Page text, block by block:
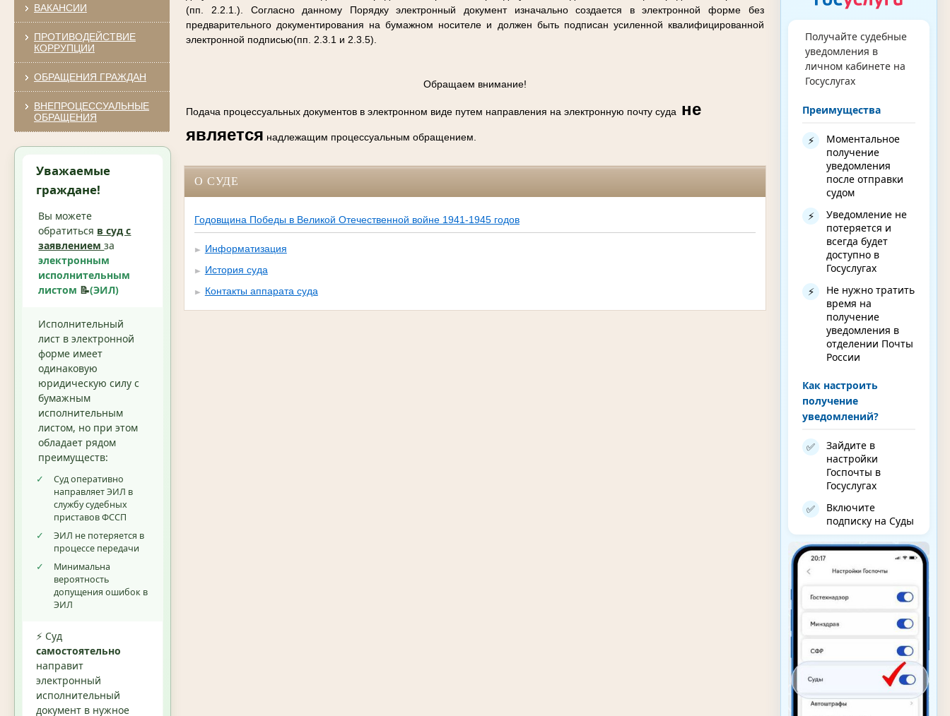
ВАКАНСИИ
ПРОТИВОДЕЙСТВИЕ
КОРРУПЦИИ
ОБРАЩЕНИЯ ГРАЖДАН
ВНЕПРОЦЕССУАЛЬНЫЕ
ОБРАЩЕНИЯ
Уважаемые
граждане!
Вы можете
обратиться в суд с
заявлениемза
электронным
исполнительным
листом 📝(ЭИЛ)
Исполнительный
лист в электронной
форме имеет
одинаковую
юридическую силу с
бумажным
исполнительным
листом, но при этом
обладает рядом
преимуществ:
✓
Суд оперативно
направляет ЭИЛ в
службу судебных
приставов ФССП
✓
ЭИЛ не потеряется в
процессе передачи
✓
Минимальна
вероятность
допущения ошибок в
ЭИЛ
⚡ Суд
самостоятельно
направит
электронный
исполнительный
документ в нужное
Получайте судебные
уведомления в
личном кабинете на
Госуслугах
Преимущества
⚡
Моментальное
получение
уведомления
после отправки
судом
⚡
Уведомление не
потеряется и
всегда будет
доступно в
Госуслугах
⚡
Не нужно тратить
время на
получение
уведомления в
отделении Почты
России
Как настроить
получение
уведомлений?
✅
Зайдите в
настройки
Госпочты в
Госуслугах
✅
Включите
подписку на Суды
(пп. 2.2.1.). Согласно данному Порядку электронный документ изначально создается в электронной форме без
предварительного документирования на бумажном носителе и должен быть подписан усиленной квалифицированной
электронной подписью(пп. 2.3.1 и 2.3.5).
Обращаем внимание!
Подача процессуальных документов в электронном виде путем направления на электронную почту суда не
является надлежащим процессуальным обращением.
О СУДЕ
Годовщина Победы в Великой Отечественной войне 1941-1945 годов
Информатизация
История суда
Контакты аппарата суда